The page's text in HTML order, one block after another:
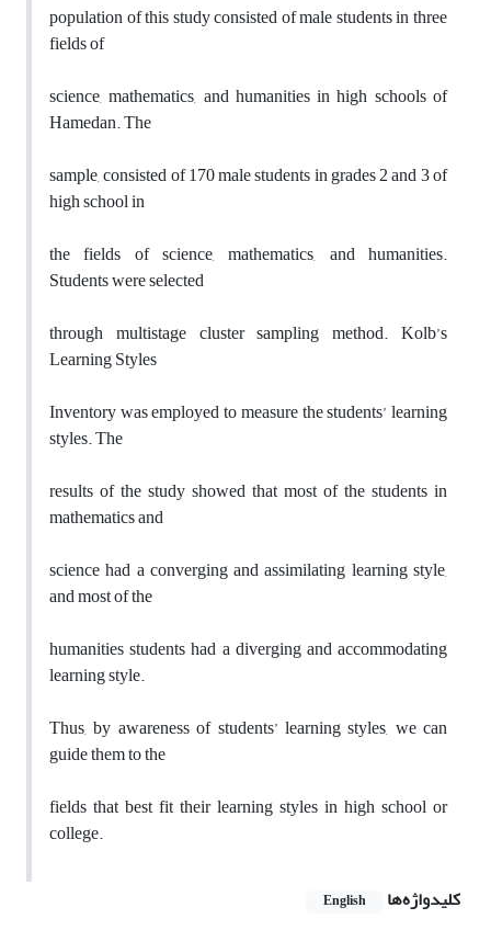
population of this study consisted of male students in three
fields of
science, mathematics, and humanities in high schools of
Hamedan. The
sample, consisted of 170 male students in grades 2 and 3 of
high school in
the fields of science, mathematics, and humanities.
Students were selected
through multistage cluster sampling method. Kolb’s
Learning Styles
Inventory was employed to measure the students’ learning
styles. The
results of the study showed that most of the students in
mathematics and
science had a converging and assimilating learning style,
and most of the
humanities students had a diverging and accommodating
learning style.
Thus, by awareness of students’ learning styles, we can
guide them to the
fields that best fit their learning styles in high school or
college.
کلیدواژه‌ها
English